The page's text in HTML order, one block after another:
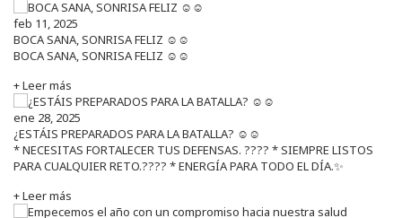
feb 11, 2025
BOCA SANA, SONRISA FELIZ ☺️☺️
BOCA SANA, SONRISA FELIZ ☺️☺️
+ Leer más
ene 28, 2025
¿ESTÁIS PREPARADOS PARA LA BATALLA? ☺️☺️
* NECESITAS FORTALECER TUS DEFENSAS. ????️ * SIEMPRE LISTOS
PARA CUALQUIER RETO.???? * ENERGÍA PARA TODO EL DÍA.✨
+ Leer más